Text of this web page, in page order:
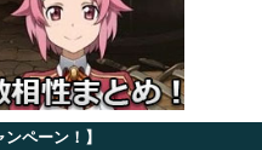
ンペーン！】